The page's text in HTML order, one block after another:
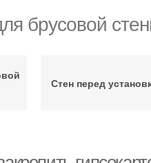
брусовой
Стен перед